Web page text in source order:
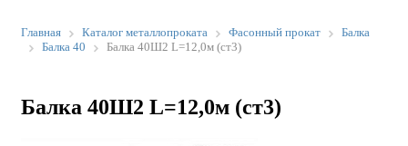
Главная Каталог металлопроката Фасонный прокат
Балка
Балка 40
Балка 40Ш2 L=12,0м (ст3)
Балка 40Ш2 L=12,0м (ст3)